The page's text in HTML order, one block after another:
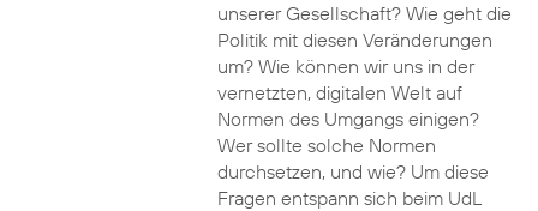
unserer Gesellschaft? Wie geht die
Politik mit diesen Veränderungen
um? Wie können wir uns in der
vernetzten, digitalen Welt auf
Normen des Umgangs einigen?
Wer sollte solche Normen
durchsetzen, und wie? Um diese
Fragen entspann sich beim UdL